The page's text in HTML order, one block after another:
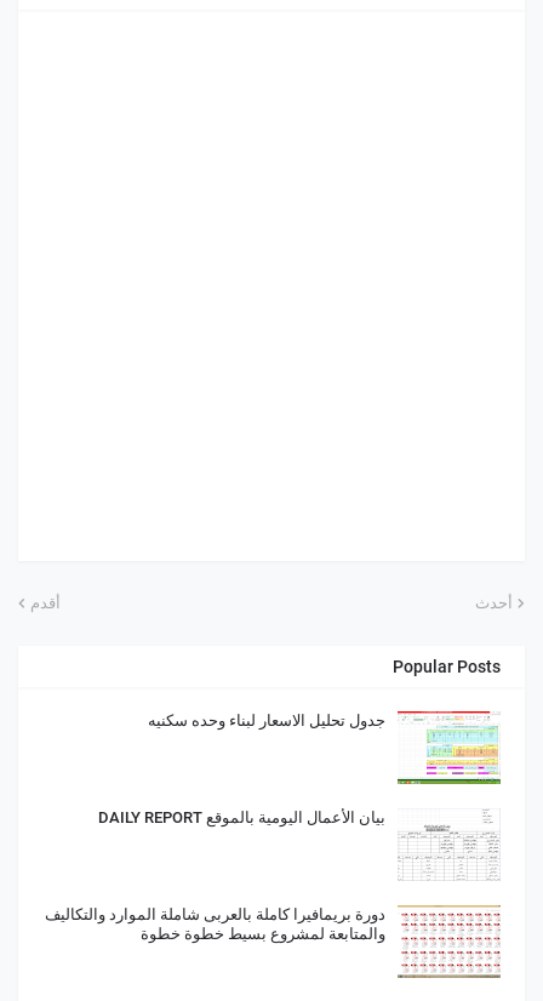
أحدث أقدم
Popular Posts
جدول تحليل الاسعار لبناء وحده سكنيه
بيان الأعمال اليومية بالموقع DAILY REPORT
دورة بريمافيرا كاملة بالعربى شاملة الموارد والتكاليف
والمتابعة لمشروع بسيط خطوة خطوة